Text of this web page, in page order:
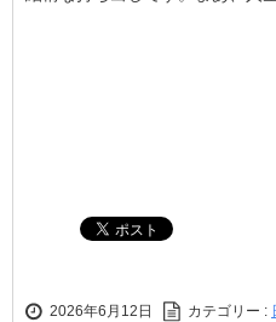
2026年6月12日 カテゴリー :